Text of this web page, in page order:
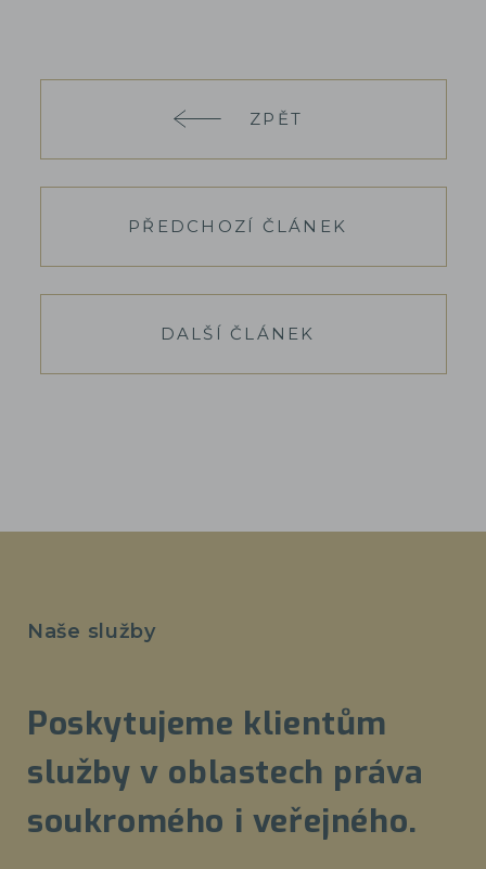
ZPĚT
PŘEDCHOZÍ ČLÁNEK
DALŠÍ ČLÁNEK
Naše služby
Poskytujeme klientům
služby v oblastech práva
soukromého i veřejného.